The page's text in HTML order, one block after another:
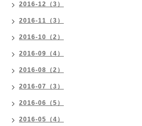
2016-12（3）
2016-11（3）
2016-10（2）
2016-09（4）
2016-08（2）
2016-07（3）
2016-06（5）
2016-05（4）